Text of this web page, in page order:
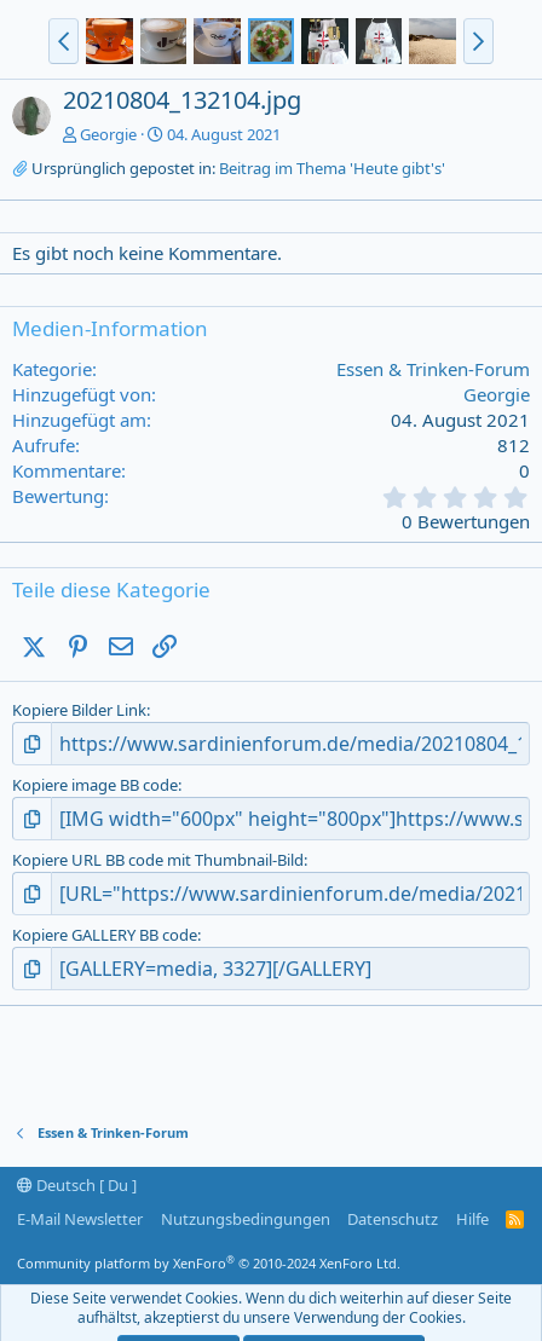
20210804_132104.jpg
Georgie
04. August 2021
Ursprünglich gepostet in: Beitrag im Thema 'Heute gibt's'
Es gibt noch keine Kommentare.
Medien-Information
Kategorie
Essen & Trinken-Forum
Hinzugefügt von
Georgie
Hinzugefügt am
04. August 2021
Aufrufe
812
Kommentare
0
Bewertung
0
0
0 Bewertungen
Teile diese Kategorie
X (Twitter)Pinterest
E-Mail
Kopiere Bilder Link
Kopiere image BB code
Kopiere URL BB code mit Thumbnail-Bild
Kopiere GALLERY BB code
Essen & Trinken-Forum
Deutsch [ Du ]
E-Mail Newsletter
Nutzungsbedingungen Datenschutz Hilfe
R
F
Community platform by XenForo® © 2010-2024 XenForo Ltd.
Diese Seite verwendet Cookies. Wenn du dich weiterhin auf dieser Seite
aufhältst, akzeptierst du unsere Verwendung der Cookies.